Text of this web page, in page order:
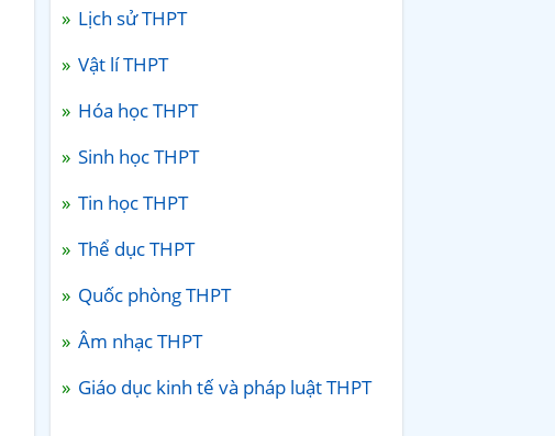
Lịch sử THPT
Vật lí THPT
Hóa học THPT
Sinh học THPT
Tin học THPT
Thể dục THPT
Quốc phòng THPT
Âm nhạc THPT
Giáo dục kinh tế và pháp luật THPT